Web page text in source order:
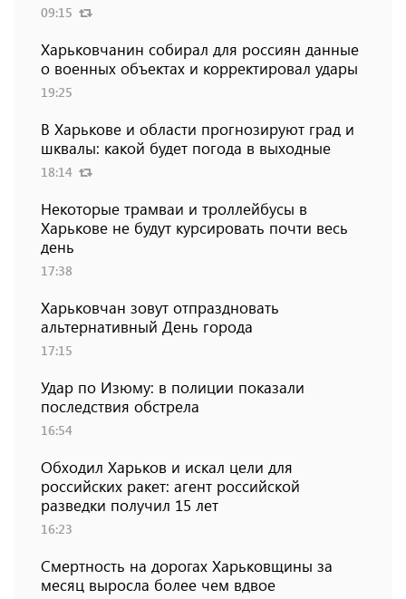
09:15
Харьковчанин собирал для россиян данные
о военных объектах и ​​корректировал удары
19:25
В Харькове и области прогнозируют град и
шквалы: какой будет погода в выходные
18:14
Некоторые трамваи и троллейбусы в
Харькове не будут курсировать почти весь
день
17:38
Харьковчан зовут отпраздновать
альтернативный День города
17:15
Удар по Изюму: в полиции показали
последствия обстрела
16:54
Обходил Харьков и искал цели для
российских ракет: агент российской
разведки получил 15 лет
16:23
Смертность на дорогах Харьковщины за
месяц выросла более чем вдвое